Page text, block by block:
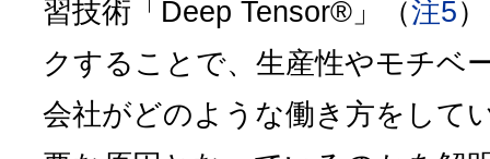
習技術「Deep Tensor®」（注5
クすることで、生産性やモチベ
会社がどのような働き方をして